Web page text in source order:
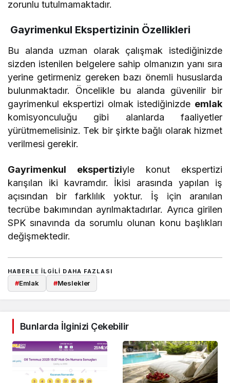
zorunlu tutulmamaktadır.
Gayrimenkul Ekspertizinin Özellikleri
Bu alanda uzman olarak çalışmak istediğinizde
sizden istenilen belgelere sahip olmanızın yanı sıra
yerine getirmeniz gereken bazı önemli hususlarda
bulunmaktadır. Öncelikle bu alanda güvenilir bir
gayrimenkul ekspertizi olmak istediğinizde emlak
komisyonculuğu gibi alanlarda faaliyetler
yürütmemelisiniz. Tek bir şirkte bağlı olarak hizmet
verilmesi gerekir.
Gayrimenkul ekspertiziyle konut ekspertizi
karışılan iki kavramdır. İkisi arasında yapılan iş
açısından bir farklılık yoktur. İş için aranılan
tecrübe bakımından ayrılmaktadırlar. Ayrıca girilen
SPK sınavında da sorumlu olunan konu başlıkları
değişmektedir.
HABERLE ILGILI DAHA FAZLASI
#Emlak #Meslekler
Bunlarda İlginizi Çekebilir